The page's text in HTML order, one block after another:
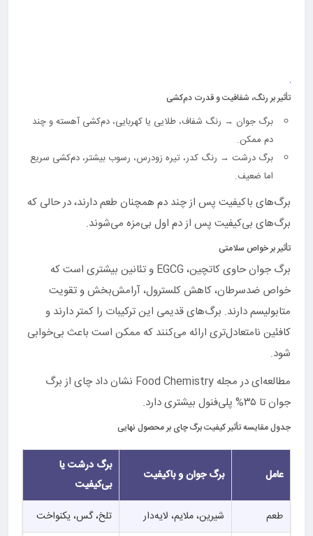
تأثیر بر رنگ، شفافیت و قدرت دم‌کشی
برگ جوان → رنگ شفاف، طلایی یا کهربایی، دم‌کشی آهسته و چند
دم ممکن.
برگ درشت → رنگ کدر، تیره زودرس، رسوب بیشتر، دم‌کشی سریع
اما ضعیف.
برگ‌های باکیفیت پس از چند دم همچنان طعم دارند، در حالی که
برگ‌های بی‌کیفیت پس از دم اول بی‌مزه می‌شوند.
تأثیر بر خواص سلامتی
برگ جوان حاوی کاتچین، EGCG و تئانین بیشتری است که
خواص ضدسرطان، کاهش کلسترول، آرامش‌بخش و تقویت
متابولیسم دارند. برگ‌های قدیمی این ترکیبات را کمتر دارند و
کافئین نامتعادل‌تری ارائه می‌کنند که ممکن است باعث بی‌خوابی
شود.
مطالعه‌ای در مجله Food Chemistry نشان داد چای از برگ
جوان تا ۳۵% پلی‌فنول بیشتری دارد.
جدول مقایسه تأثیر کیفیت برگ چای بر محصول نهایی
عامل برگ جوان و باکیفیت
برگ درشت یا
بی‌کیفیت
طعم
شیرین، ملایم، لایه‌دار تلخ، گس، یکنواخت